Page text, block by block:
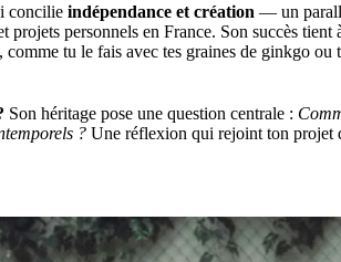
concilie indépendance et création — un
projets personnels en France. Son succès tient
, comme tu le fais avec tes graines de ginkgo ou
Son héritage pose une question centrale :
? Une réflexion qui rejoint ton projet